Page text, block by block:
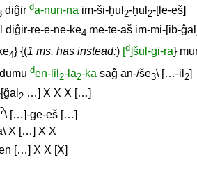
diĝir da-nun-na im-ši-ḫul 2-ḫul 2-[le-eš]
diĝir-re-e-ne-ke4 me-te-aš im-mi-[ib-ĝal
4} {(1 ms. has instead:) [d]šul-gi-ra}
dumu den-lil 2-la2-ka saĝ an-/še3\ […-il 2]
2 …] X X X […]
?\ […]-ge-eš […]
\ X […] X X
[…] X X [X]